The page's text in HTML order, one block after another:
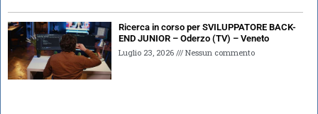
Ricerca in corso per SVILUPPATORE BACK-
END JUNIOR – Oderzo (TV) – Veneto
Luglio 23, 2026
Nessun commento